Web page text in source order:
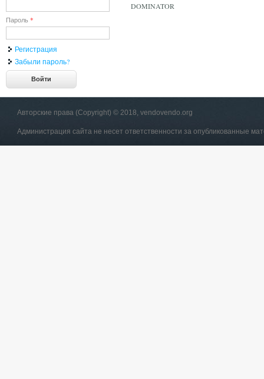
DOMINATOR
Пароль *
Регистрация
Забыли пароль?
Авторские права (Copyright) © 2018, vendovendo.org
Администрация сайта не несет ответственности за опубликованные